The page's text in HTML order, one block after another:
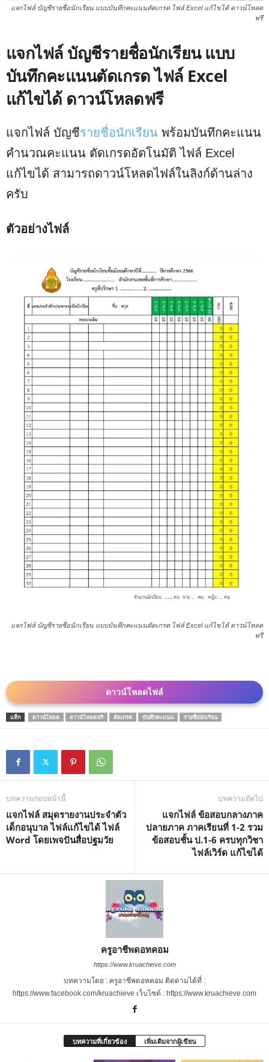
แจกไฟล์ บัญชีรายชื่อนักเรียน แบบบันทึกคะแนนตัดเกรด ไฟล์ Excel แก้ไขได้ ดาวน์โหลด
ฟรี
แจกไฟล์ บัญชีรายชื่อนักเรียน แบบ
บันทึกคะแนนตัดเกรด ไฟล์ Excel
แก้ไขได้ ดาวน์โหลดฟรี
แจกไฟล์ บัญชีรายชื่อนักเรียน พร้อมบันทึกคะแนน
คำนวณคะแนน ตัดเกรดอัตโนมัติ ไฟล์ Excel
แก้ไขได้ สามารถดาวน์โหลดไฟล์ในลิงก์ด้านล่าง
ครับ
ตัวอย่างไฟล์
แจกไฟล์ บัญชีรายชื่อนักเรียน แบบบันทึกคะแนนตัดเกรด ไฟล์ Excel แก้ไขได้ ดาวน์โหลด
ฟรี
ดาวน์โหลดไฟล์
แท็ก ดาวน์โหลด ดาวน์โหลดฟรี ตัดเกรด บันทึกคะแนน รายชื่อนักเรียน
บทความก่อนหน้านี้
แจกไฟล์ สมุดรายงานประจำตัว
เด็กอนุบาล ไฟล์แก้ไขได้ ไฟล์
Word โดยเพจปันสื่อปฐมวัย
บทความถัดไป
แจกไฟล์ ข้อสอบกลางภาค
ปลายภาค ภาคเรียนที่ 1-2 รวม
ข้อสอบชั้น ป.1-6 ครบทุกวิชา
ไฟล์เวิร์ด แก้ไขได้
ครูอาชีพดอทคอม
https://www.kruachieve.com
บทความโดย : ครูอาชีพดอทคอม ติดตามได้ที่ :
https://www.facebook.com/kruachieve เว็บไซต์ : https://www.kruachieve.com
บทความที่เกี่ยวข้อง เพิ่มเติมจากผู้เขียน